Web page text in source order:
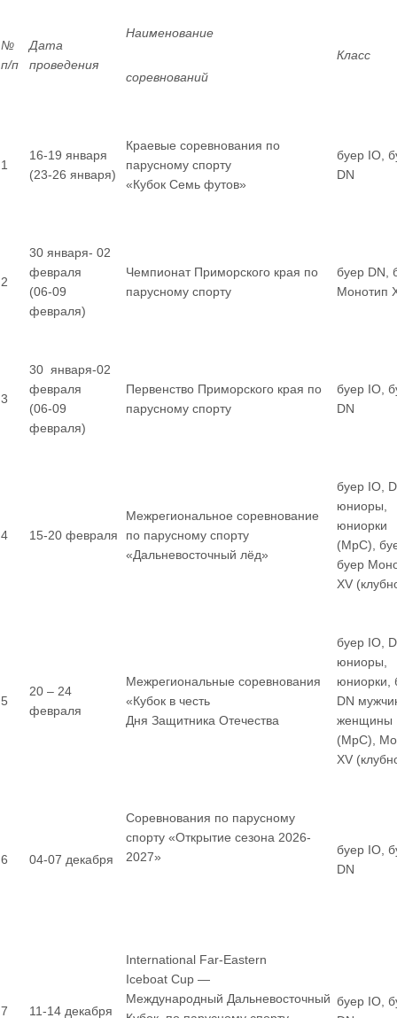
№
п/п
Дата
проведения
Наименование
соревнований
Класс
1
16-19 января
(23-26 января)
Краевые соревнования по
парусному спорту
«Кубок Семь футов»
буер IO,
DN
2
30 января- 02
февраля
(06-09
февраля)
Чемпионат Приморского края по
парусному спорту
буер DN,
Монотип
3
30 января-02
февраля
(06-09
февраля)
Первенство Приморского края по
парусному спорту
буер IO,
DN
4 15-20 февраля
Межрегиональное соревнование
по парусному спорту
«Дальневосточный лёд»
буер IO,
юниоры,
юниорки
(МрС),
буер
XV
5
20 – 24
февраля
Межрегиональные соревнования
«Кубок в честь
Дня Защитника Отечества
буер IO,
юниоры,
юниорки,
DN
женщины
(МрС),
XV
6 04-07 декабря
Соревнования по парусному
спорту «Открытие сезона 2026-
2027»
буер IO,
DN
7 11-14 декабря
International Far-Eastern
Iceboat Cup —
Международный Дальневосточный буер IO,